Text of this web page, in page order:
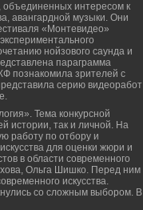
объединенных интересом к
авангардной музыки. Они
«Монтевидео»
нойзового саунда и
параграмма
познакомила зрителей с
серию видеоработ
Тема конкурсной
истории, так и личной. На
работу по отбору и
для оценки жюри и
в области современного
Ольга Шишко. Перед ним
искусства.
со сложным выбором. В